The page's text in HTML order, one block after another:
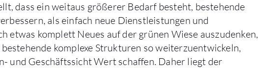
dass ein weitaus größerer Bedarf besteht, bestehende
als einfach neue Dienstleistungen und
etwas komplett Neues auf der grünen Wiese auszudenken,
komplexe Strukturen so weiterzuentwickeln,
und Geschäftssicht Wert schaffen. Daher liegt der